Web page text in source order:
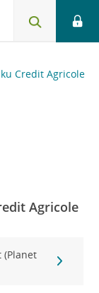
Credit Agricole
Agricole
(Planet